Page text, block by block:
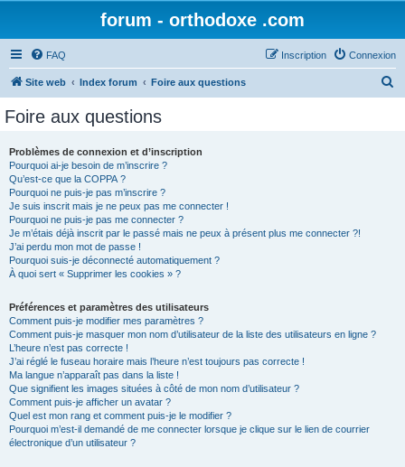
forum - orthodoxe .com
FAQ Connexion
Inscription
Site web Index forum Foire aux questions
Foire aux questions
Problèmes de connexion et d’inscription
Pourquoi ai-je besoin de m’inscrire ?
Qu’est-ce que la COPPA ?
Pourquoi ne puis-je pas m’inscrire ?
Je suis inscrit mais je ne peux pas me connecter !
Pourquoi ne puis-je pas me connecter ?
Je m’étais déjà inscrit par le passé mais ne peux à présent plus me connecter ?!
J’ai perdu mon mot de passe !
Pourquoi suis-je déconnecté automatiquement ?
À quoi sert « Supprimer les cookies » ?
Préférences et paramètres des utilisateurs
Comment puis-je modifier mes paramètres ?
Comment puis-je masquer mon nom d’utilisateur de la liste des utilisateurs en ligne ?
L’heure n’est pas correcte !
J’ai réglé le fuseau horaire mais l’heure n’est toujours pas correcte !
Ma langue n’apparaît pas dans la liste !
Que signifient les images situées à côté de mon nom d’utilisateur ?
Comment puis-je afficher un avatar ?
Quel est mon rang et comment puis-je le modifier ?
Pourquoi m’est-il demandé de me connecter lorsque je clique sur le lien de courrier
électronique d’un utilisateur ?